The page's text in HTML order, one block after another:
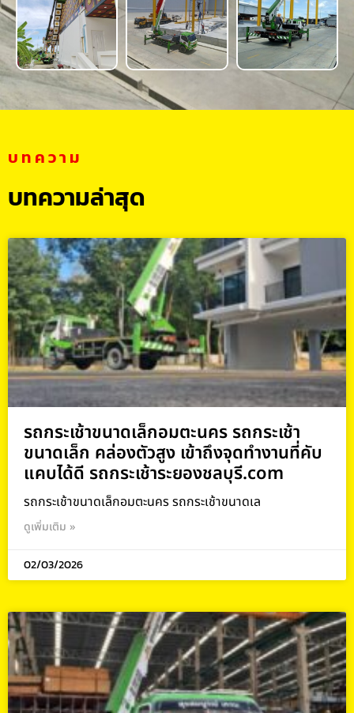
บทความ
บทความล่าสุด
รถกระเช้าขนาดเล็กอมตะนคร รถกระเช้า
ขนาดเล็ก คล่องตัวสูง เข้าถึงจุดทำงานที่คับ
แคบได้ดี รถกระเช้าระยองชลบุรี.com
รถกระเช้าขนาดเล็กอมตะนคร รถกระเช้าขนาดเล
ดูเพิ่มเติม »
02/03/2026